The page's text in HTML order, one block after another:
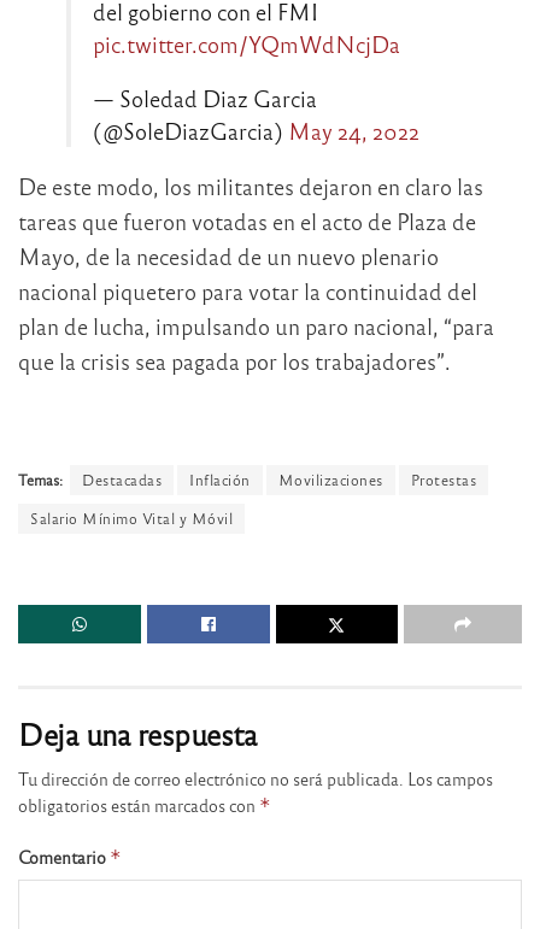
del gobierno con el FMI
pic.twitter.com/YQmWdNcjDa
— Soledad Diaz Garcia
(@SoleDiazGarcia) May 24, 2022
De este modo, los militantes dejaron en claro las
tareas que fueron votadas en el acto de Plaza de
Mayo, de la necesidad de un nuevo plenario
nacional piquetero para votar la continuidad del
plan de lucha, impulsando un paro nacional, “para
que la crisis sea pagada por los trabajadores”.
Temas: Destacadas Inflación Movilizaciones
Protestas
Salario Mínimo Vital y Móvil
Deja una respuesta
Tu dirección de correo electrónico no será publicada. Los campos
obligatorios están marcados con *
Comentario *